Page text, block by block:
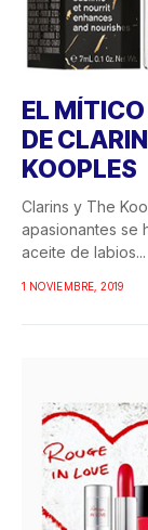
EL
DE
KOOPLES
Clarins y The
apasionantes se
aceite de labios...
1 NOVIEMBRE, 2019